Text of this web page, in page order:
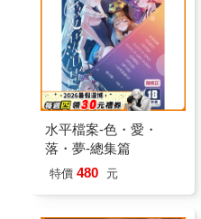
水平檔案-色・愛・
落・夢-總集篇
特價 480 元